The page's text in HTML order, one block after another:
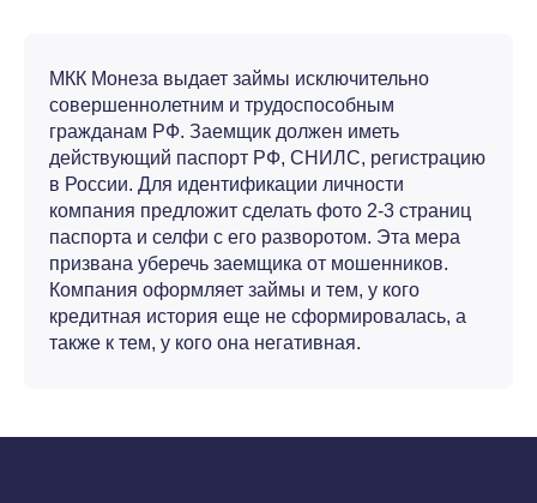
МКК Монеза выдает займы исключительно
совершеннолетним и трудоспособным
гражданам РФ. Заемщик должен иметь
действующий паспорт РФ, СНИЛС, регистрацию
в России. Для идентификации личности
компания предложит сделать фото 2-3 страниц
паспорта и селфи с его разворотом. Эта мера
призвана уберечь заемщика от мошенников.
Компания оформляет займы и тем, у кого
кредитная история еще не сформировалась, а
также к тем, у кого она негативная.